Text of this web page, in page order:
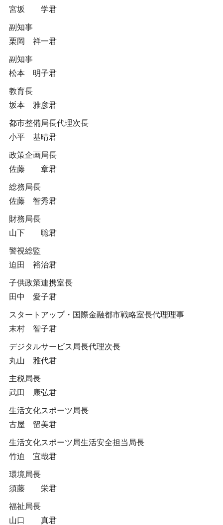
宮坂 学君
副知事
栗岡 祥一君
副知事
松本 明子君
教育長
坂本 雅彦君
都市整備局長代理次長
小平 基晴君
政策企画局長
佐藤 章君
総務局長
佐藤 智秀君
財務局長
山下 聡君
警視総監
迫田 裕治君
子供政策連携室長
田中 愛子君
スタートアップ・国際金融都市戦略室長代理理事
末村 智子君
デジタルサービス局長代理次長
丸山 雅代君
主税局長
武田 康弘君
生活文化スポーツ局長
古屋 留美君
生活文化スポーツ局生活安全担当局長
竹迫 宜哉君
環境局長
須藤 栄君
福祉局長
山口 真君